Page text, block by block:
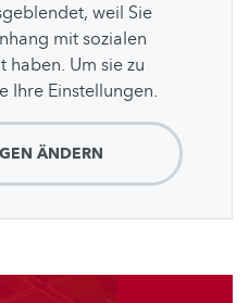
weil Sie
mit sozialen
haben. Um sie zu
Ihre Einstellungen.
ÄNDERN